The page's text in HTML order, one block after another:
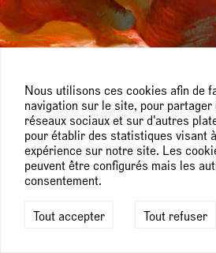
Nous utilisons ces cookies afin de
navigation sur le site, pour
réseaux sociaux et sur d'autres
pour établir des statistiques visant
expérience sur notre site. Les
peuvent être configurés mais les
consentement.
Tout accepter Tout refuser